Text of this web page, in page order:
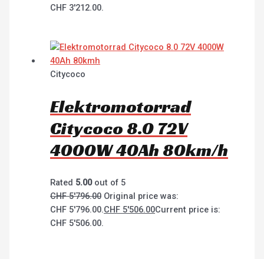
CHF 3'212.00.
Citycoco
Elektromotorrad
Citycoco 8.0 72V
4000W 40Ah 80km/h
Rated 5.00out of 5
CHF5'796.00 Original price was:
CHF 5'796.00.CHF 5'506.00Current price is:
CHF 5'506.00.